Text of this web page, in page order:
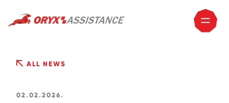
ALL NEWS
02.02.2026.